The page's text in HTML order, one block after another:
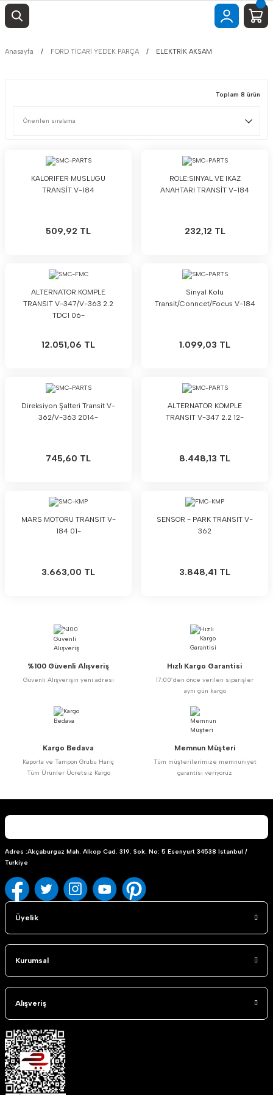
Anasayfa FORD TİCARİ YEDEK PARÇA ELEKTRİK AKSAM
Toplam 8 ürün
KALORIFER MUSLUGU
TRANSİT V-184
509,92 TL
ROLE:SINYAL VE IKAZ
ANAHTARI TRANSİT V-184
232,12 TL
ALTERNATOR KOMPLE
TRANSIT V-347/V-363 2.2
TDCI 06-
12.051,06 TL
Sinyal Kolu
Transit/Conncet/Focus V-184
1.099,03 TL
Direksiyon Şalteri Transit V-
362/V-363 2014-
745,60 TL
ALTERNATOR KOMPLE
TRANSIT V-347 2.2 12-
8.448,13 TL
MARS MOTORU TRANSIT V-
184 01-
3.663,00 TL
SENSOR - PARK TRANSIT V-
362
3.848,41 TL
%100 Güvenli Alışveriş
Güvenli Alışverişin yeni adresi
Hızlı Kargo Garantisi
17:00’den önce verilen siparişler
aynı gün kargo
Kargo Bedava
Kaporta ve Tampon Grubu Hariç
Tüm Ürünler Ücretsiz Kargo
Memnun Müşteri
Tüm müşterilerimize memnuniyet
garantisi veriyoruz
Adres :Akçaburgaz Mah. Alkop Cad. 319. Sok. No: 5 Esenyurt 34538 Istanbul /
Turkiye
Üyelik
Kurumsal
Alışveriş